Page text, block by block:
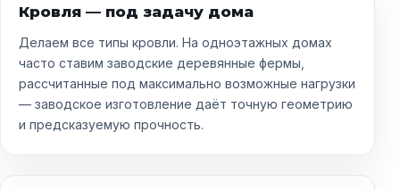
Кровля — под задачу дома
Делаем все типы кровли. На одноэтажных домах
часто ставим заводские деревянные фермы,
рассчитанные под максимально возможные нагрузки
— заводское изготовление даёт точную геометрию
и предсказуемую прочность.